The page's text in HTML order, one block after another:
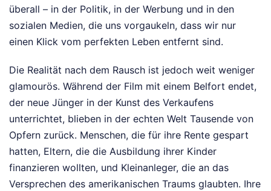
überall – in der Politik, in der Werbung und in den
sozialen Medien, die uns vorgaukeln, dass wir nur
einen Klick vom perfekten Leben entfernt sind.
Die Realität nach dem Rausch ist jedoch weit weniger
glamourös. Während der Film mit einem Belfort endet,
der neue Jünger in der Kunst des Verkaufens
unterrichtet, blieben in der echten Welt Tausende von
Opfern zurück. Menschen, die für ihre Rente gespart
hatten, Eltern, die die Ausbildung ihrer Kinder
finanzieren wollten, und Kleinanleger, die an das
Versprechen des amerikanischen Traums glaubten. Ihre